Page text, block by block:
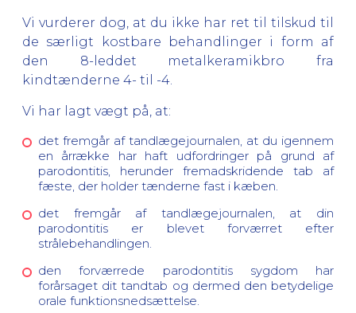
Vi vurderer dog, at du ikke har ret til tilskud til
de særligt kostbare behandlinger i form af
den 8-leddet metalkeramikbro fra
kindtænderne 4- til -4.
Vi har lagt vægt på, at:
det fremgår af tandlægejournalen, at du igennem
en årrække har haft udfordringer på grund af
parodontitis, herunder fremadskridende tab af
fæste, der holder tænderne fast i kæben.
det fremgår af tandlægejournalen, at din
parodontitis er blevet forværret efter
strålebehandlingen.
den forværrede parodontitis sygdom har
forårsaget dit tandtab og dermed den betydelige
orale funktionsnedsættelse.